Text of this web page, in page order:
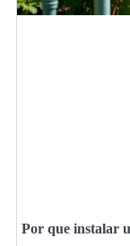
Por que instalar